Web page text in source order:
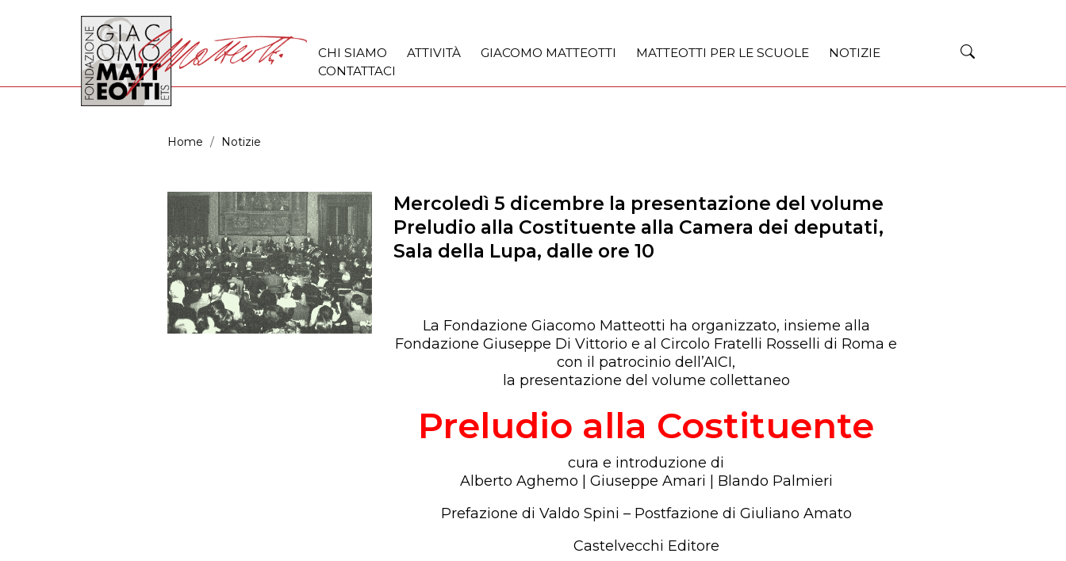
CHI SIAMO ATTIVITÀ GIACOMO MATTEOTTI MATTEOTTI PER LE SCUOLE
NOTIZIE
CONTATTACI
Home Notizie
Mercoledì 5 dicembre la presentazione del volume
Preludio alla Costituente alla Camera dei deputati,
Sala della Lupa, dalle ore 10
La Fondazione Giacomo Matteotti ha organizzato, insieme alla
Fondazione Giuseppe Di Vittorio e al Circolo Fratelli Rosselli di Roma e
con il patrocinio dell’AICI,
la presentazione del volume collettaneo
Preludio alla Costituente
cura e introduzione di
Alberto Aghemo | Giuseppe Amari | Blando Palmieri
Prefazione di Valdo Spini – Postfazione di Giuliano Amato
Castelvecchi Editore